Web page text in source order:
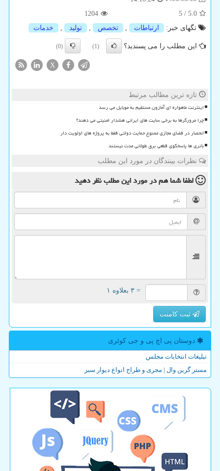
5.0
/
5
1204
تگهای خبر:
ارتباطات , تخصص , تولید , خدمات
این مطلب را می پسندید؟ (1)
(0)
X
تازه ترین مطالب مرتبط
اینترنت ماهواره ای آمازون مستقیم به موبایل می رسد
چرا مرورگرها به برخی سایت های ایرانی هشدار امنیتی می دهند؟
انحصار در فضای مجازی ممنوع حمایت دولتی فقط به پروژه های اولویت دار
باتری ها پاسخگوی قطعی برق طولانی مدت نیستند
نظرات بینندگان در مورد این مطلب
لطفا شما همدر مورد این مطلبنظر دهید
= ۳ بعلاوه ۱
ثبت کامنت
دوستان پی اچ پی و جی كوئری
تبلیغات انتخابات مجلس
مستر گرین وال | مجری و طراح انواع دیوار سبز